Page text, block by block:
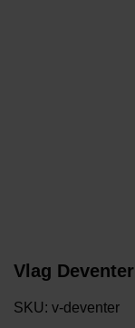
Vlag Deventer
SKU: v-deventer